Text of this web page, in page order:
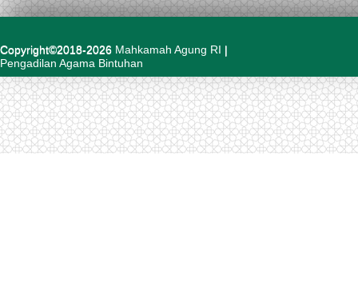
Copyright©2018-2026 Mahkamah Agung RI |
Pengadilan Agama Bintuhan